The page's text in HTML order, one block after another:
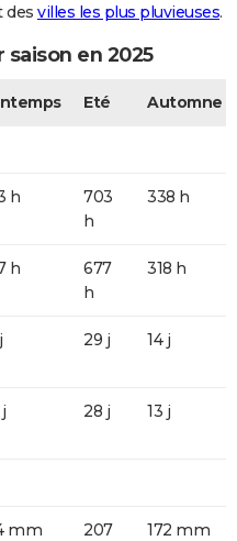
des villes les plus pluvieuses.
en 2025
Eté Automne
h
703
h
338 h
h
677
h
318 h
29 j 14 j
28 j 13 j
mm
207
172 mm